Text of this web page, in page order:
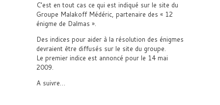
C’est en tout cas ce qui est indiqué sur le site du
Groupe Malakoff Médéric, partenaire des « 12
énigme de Dalmas ».
Des indices pour aider à la résolution des énigmes
devraient être diffusés sur le site du groupe.
Le premier indice est annoncé pour le 14 mai
2009.
A suivre…